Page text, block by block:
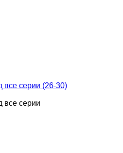
все серии (26-30)
все серии